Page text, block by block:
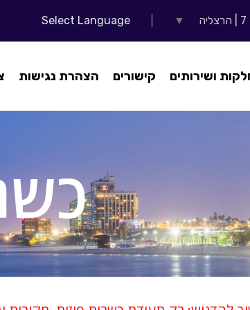
Select Language ▼
ושירותים קישורים הצהרת נגישות